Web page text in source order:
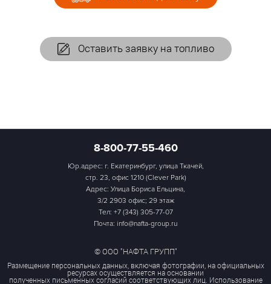
Оставить заявку на топливо
8-800-77-55-460
Юр.адрес: г. Екатеринбург, улица Ткачей,
стр. 23, офис 1210 (Clever Park)
Адрес: Улица Бориса Ельцина,
3/2 2903 офис; 29 этаж
Тел: +7 (343) 305-77-07
Почта: info@nafta-group.ru
© ООО "НАФТА ГРУПП"
Размещение персональных данных, включая фотографии, на официальных
ресурсах осуществляется на основании
полученных письменных согласий соответствующих лиц. Использование